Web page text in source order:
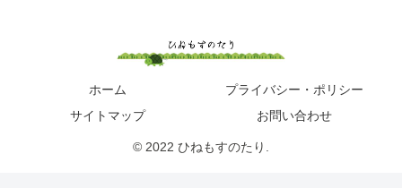
ホーム
プライバシー・ポリシー
サイトマップ
お問い合わせ
© 2022 ひねもすのたり.